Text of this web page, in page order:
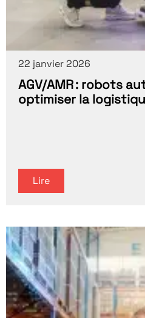
22 janvier 2026
AGV/AMR : robots
optimiser la
Lire